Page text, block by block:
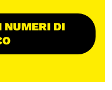
NUMERI DI